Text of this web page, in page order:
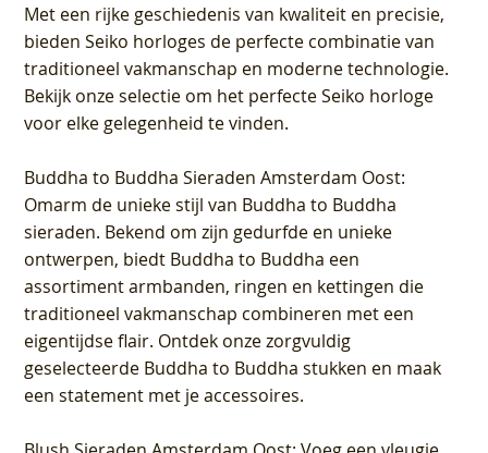
Met een rijke geschiedenis van kwaliteit en precisie,
bieden Seiko horloges de perfecte combinatie van
traditioneel vakmanschap en moderne technologie.
Bekijk onze selectie om het perfecte Seiko horloge
voor elke gelegenheid te vinden.
Buddha to Buddha Sieraden Amsterdam Oost:
Omarm de unieke stijl van Buddha to Buddha
sieraden. Bekend om zijn gedurfde en unieke
ontwerpen, biedt Buddha to Buddha een
assortiment armbanden, ringen en kettingen die
traditioneel vakmanschap combineren met een
eigentijdse flair. Ontdek onze zorgvuldig
geselecteerde Buddha to Buddha stukken en maak
een statement met je accessoires.